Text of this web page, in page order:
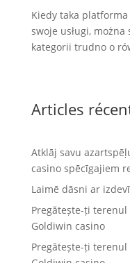
Kiedy taka
swoje usługi, można
kategorii trudno o
Articles
Atklāj savu
casino spēcīgajiem
Laimē dāsni ar
Pregătește-ți
Goldiwin casino
Pregătește-ți